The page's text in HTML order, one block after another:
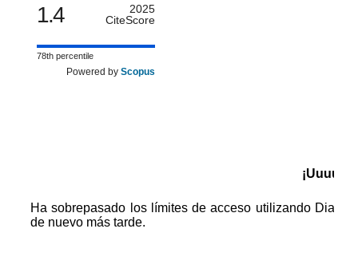
1.4
2025
CiteScore
78th percentile
Powered by Scopus